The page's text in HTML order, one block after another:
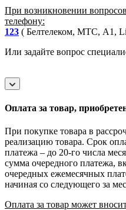
При возникновении
телефону:
123 ( Белтелеком, МТС, A1,
Или задайте вопрос
Оплата за товар,
При покупке товара в
реализацию товара. Срок
платежа – до 20-го числа
сумма очередного платежа,
очередных ежемесячных
начиная со следующего за
Оплата за товар может